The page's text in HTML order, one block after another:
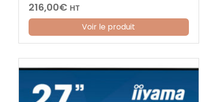
216,00€ HT
Voir le produit